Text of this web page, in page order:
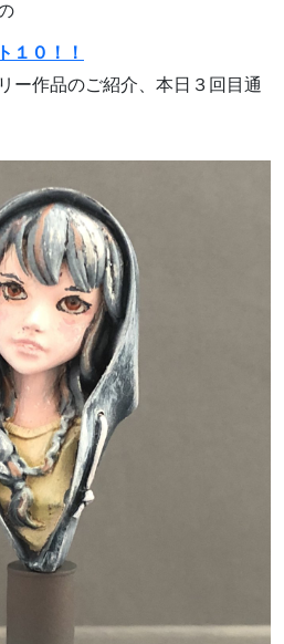
１０！！
ー作品のご紹介、本日３回目通